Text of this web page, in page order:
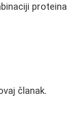
proteina
članak.